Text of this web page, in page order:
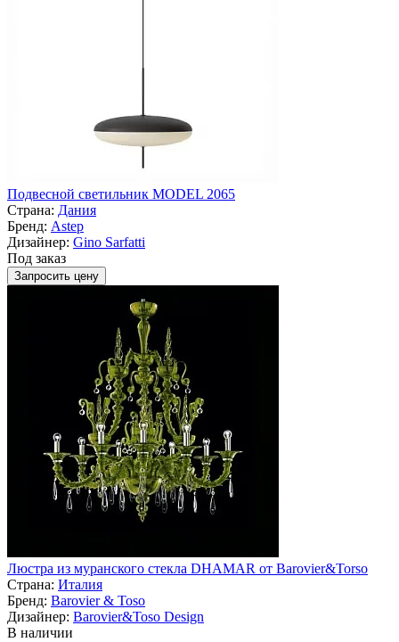
Подвесной светильник MODEL 2065
Страна: Дания
Бренд: Astep
Дизайнер: Gino Sarfatti
Под заказ
Запросить цену
Люстра из муранского стекла DHAMAR от Barovier&Torso
Страна: Италия
Бренд: Barovier & Toso
Дизайнер: Barovier&Toso Design
В наличии